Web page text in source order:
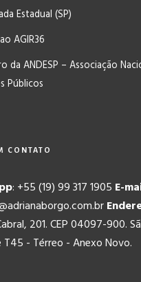
Estadual (SP)
AGIR36
da ANDESP – Associação
Públicos
CONTATO
: +55 (19) 99 317 1905 E-
201. CEP 04097-900.
T45 - Térreo - Anexo Novo.